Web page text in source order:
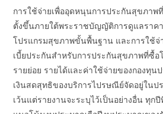
การใช้จ่ายเพื่ออุดหนุนการประกันสุขภาพ
ตั้งขึ้นภายใต้พระราชบัญญัติการดูแลราค
โปรแกรมสุขภาพขั้นพื้นฐาน และการใช้จ่
เบี้ยประกันสำหรับการประกันสุขภาพที่ซื้อ
รายย่อย รายได้และค่าใช้จ่ายของกองทุน
เงินสดสุทธิของบริการไปรษณีย์จัดอยู่ในป
เว้นแต่รายงานจะระบุไว้เป็นอย่างอื่น ทุก